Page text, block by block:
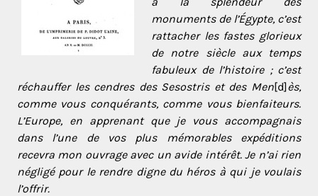
monuments de l’Égypte, c’est
rattacher les fastes glorieux
de notre siècle aux temps
fabuleux de l’histoire ; c’est
réchauffer les cendres des Sesostris et des Men[d]ès,
comme vous conquérants, comme vous bienfaiteurs.
L’Europe, en apprenant que je vous accompagnais
dans l’une de vos plus mémorables expéditions
recevra mon ouvrage avec un avide intérêt. Je n’ai rien
négligé pour le rendre digne du héros à qui je voulais
l’offrir.